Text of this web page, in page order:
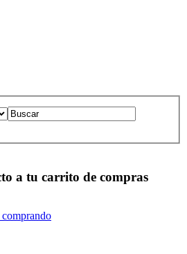
a tu carrito de compras